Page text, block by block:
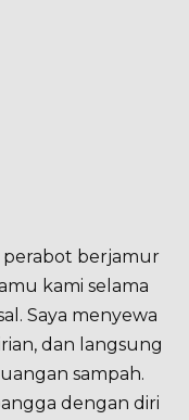
perabot berjamur
kami selama
Saya menyewa
dan langsung
sampah.
dengan diri